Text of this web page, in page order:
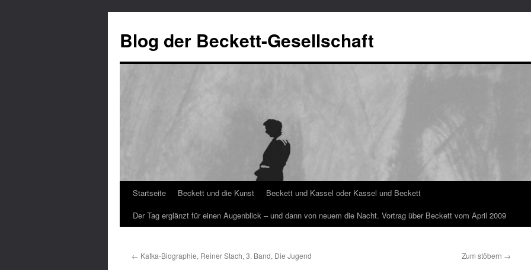
Blog der Beckett-Gesellschaft
Zum
Inhalt
Startseite Beckett und die Kunst
Beckett und Kassel oder Kassel und Beckett
Der Tag erglänzt für einen Augenblick – und dann von neuem die Nacht. Vortrag über Beckett vom April 2009
← Kafka-Biographie, Reiner Stach, 3. Band, Die Jugend Zum stöbern →